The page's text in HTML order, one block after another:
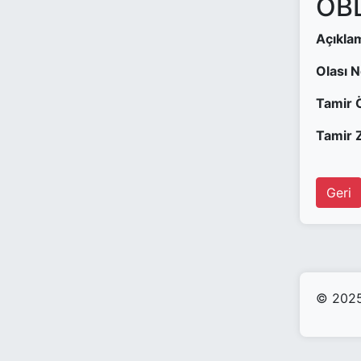
Olası
Tamir
Tamir
Geri
© 2025